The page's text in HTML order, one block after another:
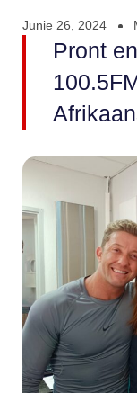
Junie 26, 2024
Pront